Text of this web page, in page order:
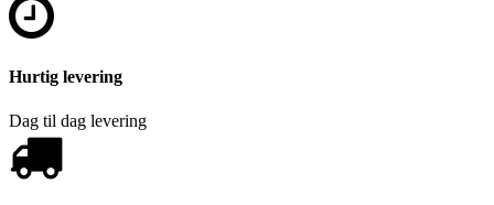
Hurtig levering
Dag til dag levering